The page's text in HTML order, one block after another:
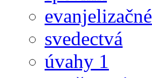
evanjelizačné
svedectvá
úvahy 1